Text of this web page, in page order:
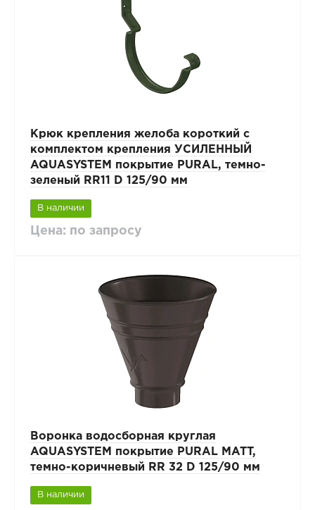
Крюк крепления желоба короткий с
комплектом крепления УСИЛЕННЫЙ
AQUASYSTEM покрытие PURAL, темно-
зеленый RR11 D 125/90 мм
В наличии
Цена: по запросу
Воронка водосборная круглая
AQUASYSTEM покрытие PURAL MATT,
темно-коричневый RR 32 D 125/90 мм
В наличии